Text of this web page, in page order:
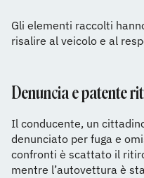
Gli elementi raccolti
risalire al veicolo e al
Denuncia e patente
Il conducente, un
denunciato per fuga e
confronti è scattato il
mentre l’autovettura è